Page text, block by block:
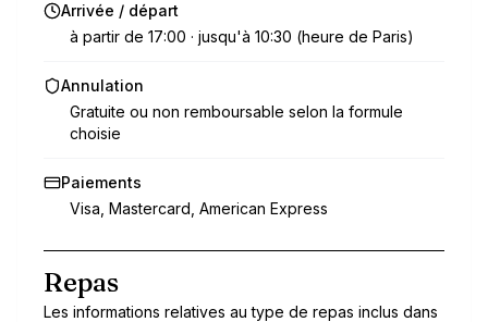
Arrivée / départ
à partir de 17:00 · jusqu'à 10:30 (heure de Paris)
Annulation
Gratuite ou non remboursable selon la formule
choisie
Paiements
Visa, Mastercard, American Express
Repas
Les informations relatives au type de repas inclus dans